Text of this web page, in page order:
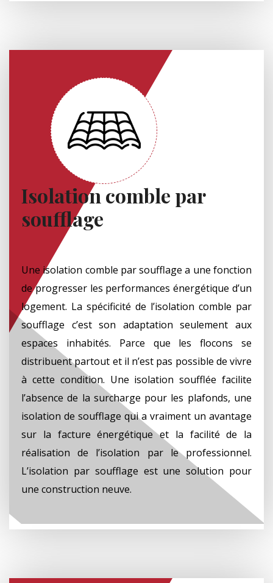
Isolation comble par
soufflage
Une isolation comble par soufflage a une fonction
de progresser les performances énergétique d’un
logement. La spécificité de l’isolation comble par
soufflage c’est son adaptation seulement aux
espaces inhabités. Parce que les flocons se
distribuent partout et il n’est pas possible de vivre
à cette condition. Une isolation soufflée facilite
l’absence de la surcharge pour les plafonds, une
isolation de soufflage qui a vraiment un avantage
sur la facture énergétique et la facilité de la
réalisation de l’isolation par le professionnel.
L’isolation par soufflage est une solution pour
une construction neuve.